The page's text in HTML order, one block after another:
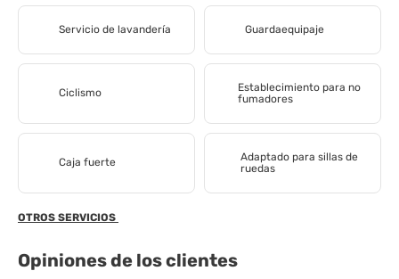
Servicio de lavandería Guardaequipaje
Ciclismo
Establecimiento para no
fumadores
Caja fuerte
Adaptado para sillas de
ruedas
OTROS SERVICIOS
Opiniones de los clientes